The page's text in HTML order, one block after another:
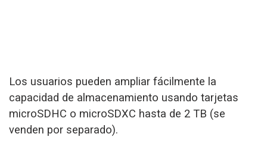
Los usuarios pueden ampliar fácilmente la
capacidad de almacenamiento usando tarjetas
microSDHC o microSDXC hasta de 2 TB (se
venden por separado).